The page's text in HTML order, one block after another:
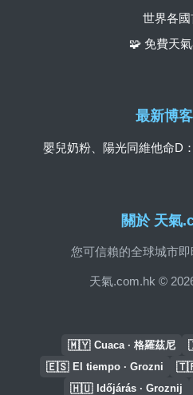
關於 天氣
您可信賴的全球城市即
天氣.com.hk ©
世界各
🧩 免費天
最新博
嬰兒奶粉、陽光同維他命D
🇲🇾 Cuaca · 格羅茲尼
🇪🇸 El tiempo · Grozni
🇭🇺 Időjárás · Groznij